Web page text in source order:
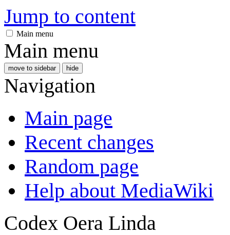
Jump to content
Main menu
Main menu
move to sidebar hide
Navigation
Main page
Recent changes
Random page
Help about MediaWiki
Codex Oera Linda